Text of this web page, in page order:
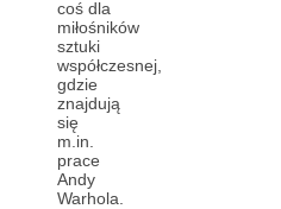
coś dla
miłośników
sztuki
współczesnej,
gdzie
znajdują
się
m.in.
prace
Andy
Warhola.